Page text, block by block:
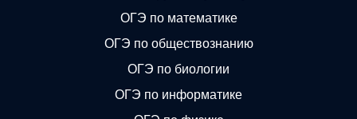
ОГЭ по математике
ОГЭ по обществознанию
ОГЭ по биологии
ОГЭ по информатике